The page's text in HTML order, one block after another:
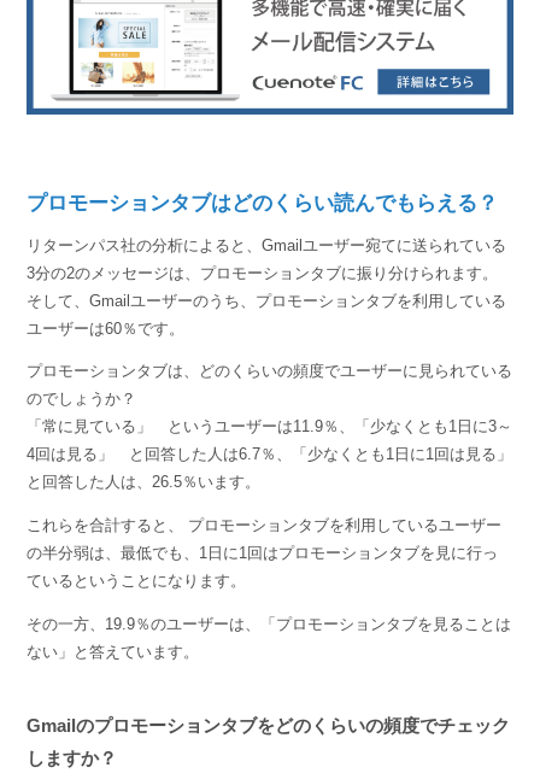
プロモーションタブはどのくらい読んでもらえる？
リターンパス社の分析によると、Gmailユーザー宛てに送られている
3分の2のメッセージは、プロモーションタブに振り分けられます。
そして、Gmailユーザーのうち、プロモーションタブを利用している
ユーザーは60％です。
プロモーションタブは、どのくらいの頻度でユーザーに見られている
のでしょうか？
「常に見ている」 というユーザーは11.9％、「少なくとも1日に3～
4回は見る」 と回答した人は6.7％、「少なくとも1日に1回は見る」
と回答した人は、26.5％います。
これらを合計すると、 プロモーションタブを利用しているユーザー
の半分弱は、最低でも、1日に1回はプロモーションタブを見に行っ
ているということになります。
その一方、19.9％のユーザーは、「プロモーションタブを見ることは
ない」と答えています。
Gmailのプロモーションタブをどのくらいの頻度でチェック
しますか？